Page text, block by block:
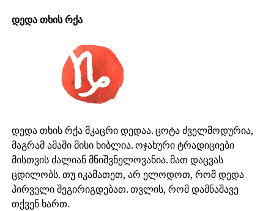
დედა თხის რქა
დედა თხის რქა მკაცრი დედაა. ცოტა ძველმოდურია,
მაგრამ ამაში მისი ხიბლია. ოჯახური ტრადიციები
მისთვის ძალიან მნიშვნელოვანია. მათ დაცვას
ცდილობს. თუ იკამათეთ, არ ელოდოთ, რომ დედა
პირველი შეგირიგდებათ. თვლის, რომ დამნაშავე
თქვენ ხართ.